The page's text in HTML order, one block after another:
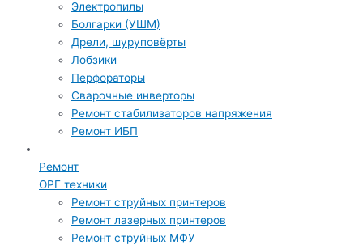
Электропилы
Болгарки (УШМ)
Дрели, шуруповёрты
Лобзики
Перфораторы
Сварочные инверторы
Ремонт стабилизаторов напряжения
Ремонт ИБП
Ремонт
ОРГ техники
Ремонт струйных принтеров
Ремонт лазерных принтеров
Ремонт струйных МФУ